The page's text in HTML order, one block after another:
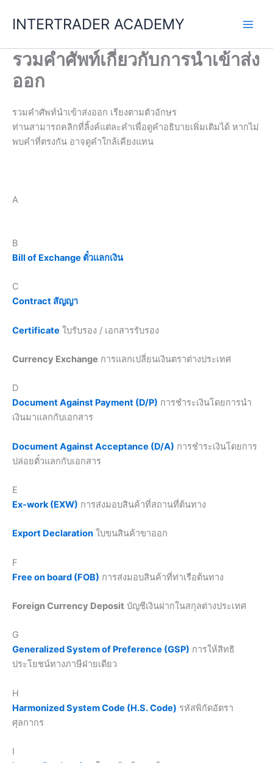
INTERTRADER ACADEMY
รวมคำศัพท์เกี่ยวกับการนำเข้าส่ง
ออก
รวมคำศัพท์นำเข้าส่งออก เรียงตามตัวอักษร
ท่านสามารถคลิกที่ลิ้งค์แต่ละคำเพื่อดูคำอธิบายเพิ่มเติมได้ หากไม่
พบคำที่ตรงกัน อาจดูคำใกล้เคียงแทน
A
B
Bill of Exchange ตั๋วแลกเงิน
C
Contract สัญญา
Certificate ใบรับรอง / เอกสารรับรอง
Currency Exchange การแลกเปลี่ยนเงินตราต่างประเทศ
D
Document Against Payment (D/P) การชำระเงินโดยการนำ
เงินมาแลกกับเอกสาร
Document Against Acceptance (D/A) การชำระเงินโดยการ
ปล่อยตั๋วแลกกับเอกสาร
E
Ex-work (EXW) การส่งมอบสินค้าที่สถานที่ต้นทาง
Export Declaration ใบขนสินค้าขาออก
F
Free on board (FOB) การส่งมอบสินค้าที่ท่าเรือต้นทาง
Foreign Currency Deposit บัญชีเงินฝากในสกุลต่างประเทศ
G
Generalized System of Preference (GSP) การให้สิทธิ
ประโยชน์ทางภาษีฝ่ายเดียว
H
Harmonized System Code (H.S. Code) รหัสพิกัดอัตรา
ศุลกากร
I